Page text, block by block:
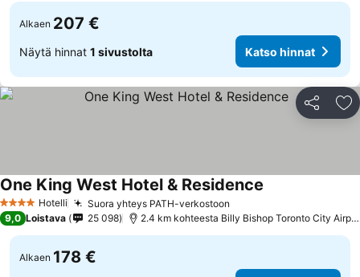
Alkaen 207 €
Näytä hinnat 1 sivustolta Katso hinnat
Jaa
4 Tähtiluokitus
Hotelli Suora yhteys PATH-verkostoon
One King West Hotel & Residence
9,0 Loistava 25 098 2.4 km kohteesta Billy Bishop Toronto City Airport
Alkaen 178 €